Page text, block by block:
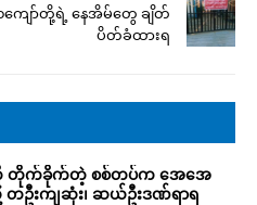
၀ကျော်တို့ရဲ့ နေအိမ်တွေ ချိတ်
ပိတ်ခံထားရ
ကို တိုက်ခိုက်တဲ့ စစ်တပ်က အေအေ
တဦးကျဆုံး၊ ဆယ်ဦးဒဏ်ရာရ